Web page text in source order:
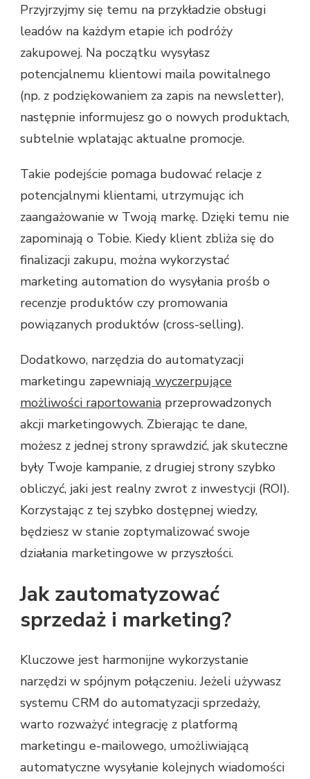
Przyjrzyjmy się temu na przykładzie obsługi
leadów na każdym etapie ich podróży
zakupowej. Na początku wysyłasz
potencjalnemu klientowi maila powitalnego
(np. z podziękowaniem za zapis na newsletter),
następnie informujesz go o nowych produktach,
subtelnie wplatając aktualne promocje.
Takie podejście pomaga budować relacje z
potencjalnymi klientami, utrzymując ich
zaangażowanie w Twoją markę. Dzięki temu nie
zapominają o Tobie. Kiedy klient zbliża się do
finalizacji zakupu, można wykorzystać
marketing automation do wysyłania prośb o
recenzje produktów czy promowania
powiązanych produktów (cross-selling).
Dodatkowo, narzędzia do automatyzacji
marketingu zapewniają wyczerpujące
możliwości raportowania przeprowadzonych
akcji marketingowych. Zbierając te dane,
możesz z jednej strony sprawdzić, jak skuteczne
były Twoje kampanie, z drugiej strony szybko
obliczyć, jaki jest realny zwrot z inwestycji (ROI).
Korzystając z tej szybko dostępnej wiedzy,
będziesz w stanie zoptymalizować swoje
działania marketingowe w przyszłości.
Jak zautomatyzować
sprzedaż i marketing?
Kluczowe jest harmonijne wykorzystanie
narzędzi w spójnym połączeniu. Jeżeli używasz
systemu CRM do automatyzacji sprzedaży,
warto rozważyć integrację z platformą
marketingu e-mailowego, umożliwiającą
automatyczne wysyłanie kolejnych wiadomości